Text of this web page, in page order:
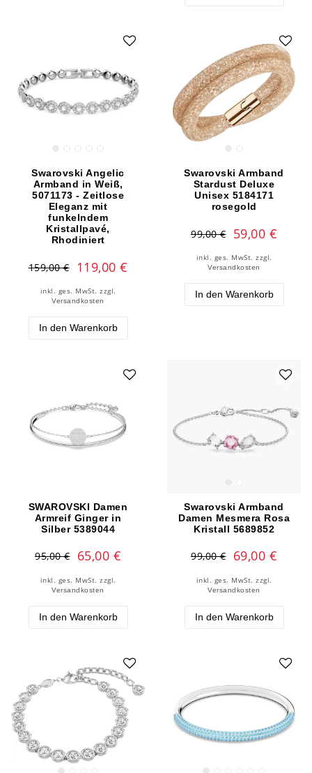
Swarovski Angelic
Armband in Weiß,
5071173 - Zeitlose
Eleganz mit
funkelndem
Kristallpavé,
Rhodiniert
159,00 € 119,00 €
inkl. ges. MwSt. zzgl.
Versandkosten
In den Warenkorb
Swarovski Armband
Stardust Deluxe
Unisex 5184171
rosegold
99,00 € 59,00 €
inkl. ges. MwSt. zzgl.
Versandkosten
In den Warenkorb
SWAROVSKI Damen
Armreif Ginger in
Silber 5389044
95,00 € 65,00 €
inkl. ges. MwSt. zzgl.
Versandkosten
In den Warenkorb
Swarovski Armband
Damen Mesmera Rosa
Kristall 5689852
99,00 € 69,00 €
inkl. ges. MwSt. zzgl.
Versandkosten
In den Warenkorb